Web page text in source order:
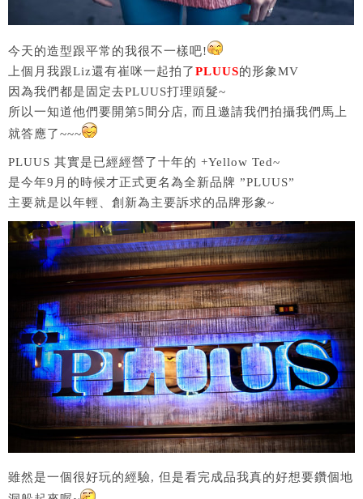
今天的造型跟平常的我很不一樣吧!
上個月我跟Liz還有崔咪一起拍了PLUUS的形象MV
因為我們都是固定去PLUUS打理頭髮~
所以一知道他們要開第5間分店, 而且邀請我們拍攝我們馬上
就答應了~~~
PLUUS 其實是已經經營了十年的 +Yellow Ted~
是今年9月的時候才正式更名為全新品牌 ”PLUUS”
主要就是以年輕、創新為主要訴求的品牌形象~
雖然是一個很好玩的經驗, 但是看完成品我真的好想要鑽個地